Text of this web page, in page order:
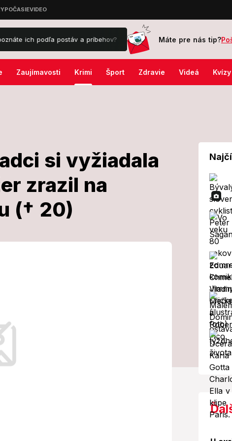
podľa postáv a príbehov? U exriaditeľa Správy železníc našli v
Máte pre nás tip?
Zaujímavosti Krimi Šport Zdravie Videá Kvízy
si vyžiadala
zrazil na
(† 20)
v Čadci si
život:
nehody sú predmetom